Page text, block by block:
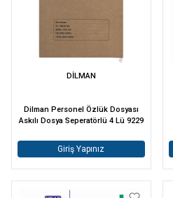
DİLMAN
Dilman Personel Özlük Dosyası
Askılı Dosya Seperatörlü 4 Lü 9229
Giriş Yapınız